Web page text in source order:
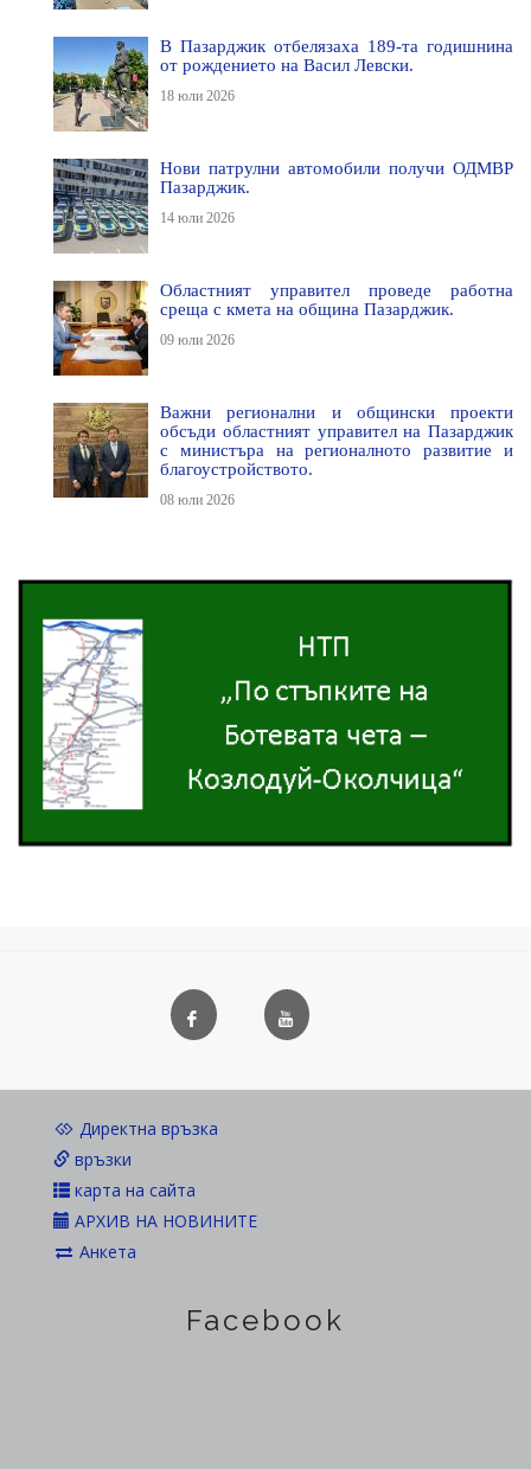
В Пазарджик отбелязаха 189-та годишнина
от рождението на Васил Левски.
18 юли 2026
Нови патрулни автомобили получи ОДМВР
Пазарджик.
14 юли 2026
Областният управител проведе работна
среща с кмета на община Пазарджик.
09 юли 2026
Важни регионални и общински проекти
обсъди областният управител на Пазарджик
с министъра на регионалното развитие и
благоустройството.
08 юли 2026
Директна връзка
връзки
карта на сайта
АРХИВ НА НОВИНИТЕ
Анкета
Facebook